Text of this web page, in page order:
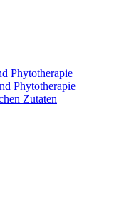
Phytotherapie
Phytotherapie
Zutaten